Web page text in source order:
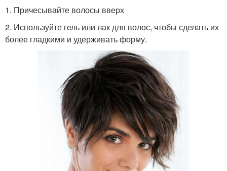
1. Причесывайте волосы вверх
2. Используйте гель или лак для волос, чтобы сделать их
более гладкими и удерживать форму.